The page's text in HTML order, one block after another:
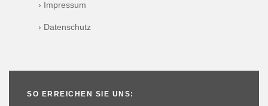
› Impressum
› Datenschutz
SO ERREICHEN SIE UNS: